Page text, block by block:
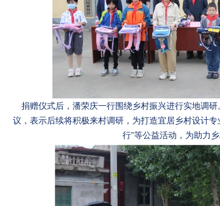
捐赠仪式后，潘荣庆一行围绕乡村振兴进行实地调
议，表示后续将积极来村调研，为打造宜居乡村设计
行”等公益活动，为助力